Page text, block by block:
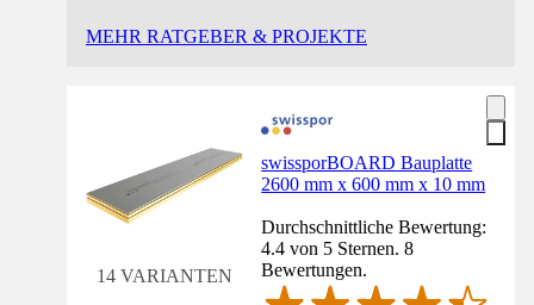
MEHR RATGEBER & PROJEKTE
14 VARIANTEN
swissporBOARD Bauplatte
2600 mm x 600 mm x 10 mm
Durchschnittliche Bewertung:
4.4 von 5 Sternen. 8
Bewertungen.